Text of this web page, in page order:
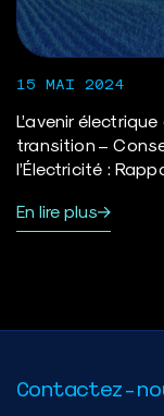
15 MAI 2024
L’avenir
transition –
l’Électricité :
En lire plus
Contactez-